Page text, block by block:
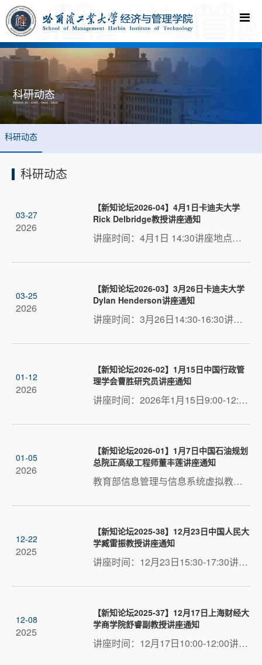
科研动态
您现在的位置:首页 ->科学研究 ->科研动态 ->科研动态
科研动态
科研动态
03-27
2026
【新知论坛2026-04】4月1日卡迪夫大学
Rick Delbridge教授讲座通知
讲座时间：4月1日 14:30讲座地点：管楼506讲座主题：New Approaches to Delivering Public Value Research and Societal Impact: Evidence from Cardiff, Wales 讲座嘉宾简介Rick Delbridge教授生于1967年6月，19...
03-25
2026
【新知论坛2026-03】3月26日卡迪夫大学
Dylan Henderson讲座通知
讲座时间：3月26日14:30-16:30讲座地点：管楼216讲座主题：Governing Place-Based Innovation and development 讲座嘉宾简介Dylan Henderson，英国卡迪夫大学(Cardiff University)高级研究员、博士生导师，研究与...
01-12
2026
【新知论坛2026-02】1月15日中国行政管
理学会曹胜研究员讲座通知
讲座时间：2026年1月15日9:00-12:00讲座地点：管楼216讲座主题：以学术自觉寻找新的知识结构——在个体与共同体之间 讲座嘉宾简介曹胜，《中国行政管理》杂志副社长，北京大学政治学博士，中国科学院管理学博士后...
01-05
2026
【新知论坛2026-01】1月7日中国石油规划
总院正高级工程师董丰莲讲座通知
​教育部信息管理与信息系统虚拟教研室系列活动 讲座时间：2026年1月7日9:00-11:00讲座地点：管楼216讲座主题：石油产业链生产经营优化技术研究与应用实践 讲座嘉宾简介董丰莲，正高级工程师，中国石油规划总院高...
12-22
2025
【新知论坛2025-38】12月23日中国人民大
学臧雷振教授讲座通知
讲座时间：12月23日15:30-17:30讲座地点：管楼G216会议室讲座主题：什么是好的社会科学研究 讲座嘉宾简介臧雷振，中国人民大学公共管理学院教授，博导。北京大学国家治理研究院（教育部人文社科重点基地）研究员...
12-08
2025
【新知论坛2025-37】12月17日上海财经大
学商学院舒睿副教授讲座通知
讲座时间：12月17日10:00-12:00讲座地点：管楼G216讲座主题：Speaking up with sugar: How voice, ingratiation, and leader power shape voice endorsement 讲座嘉宾简介舒睿，上海财经大学商学院副教授，博士...